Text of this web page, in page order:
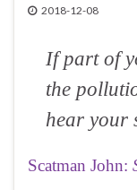
2018-12-08
If part of
the
hear your
Scatman John: